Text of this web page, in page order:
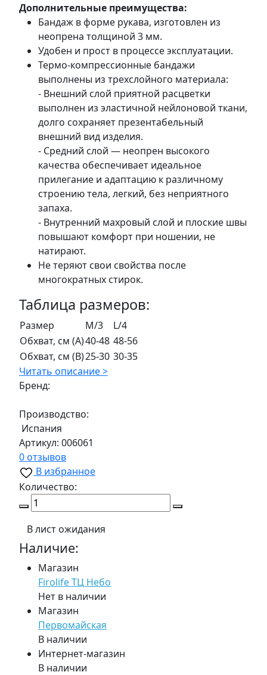
Дополнительные преимущества:
Бандаж в форме рукава, изготовлен из
неопрена толщиной 3 мм.
Удобен и прост в процессе эксплуатации.
Термо-компрессионные бандажи
выполнены из трехслойного материала:
- Внешний слой приятной расцветки
выполнен из эластичной нейлоновой ткани,
долго сохраняет презентабельный
внешний вид изделия.
- Средний слой — неопрен высокого
качества обеспечивает идеальное
прилегание и адаптацию к различному
строению тела, легкий, без неприятного
запаха.
- Внутренний махровый слой и плоские швы
повышают комфорт при ношении, не
натирают.
Не теряют свои свойства после
многократных стирок.
Таблица размеров:
Размер M/3
L/4
Обхват, см (A)40-48 48-56
Обхват, см (B)25-30 30-35
Читать описание >
Бренд:
Производство:
Испания
Артикул: 006061
0 отзывов
В избранное
Количество:
В лист ожидания
Наличие:
Магазин
Firolife ТЦ Небо
Нет в наличии
Магазин
Первомайская
В наличии
Интернет-магазин
В наличии